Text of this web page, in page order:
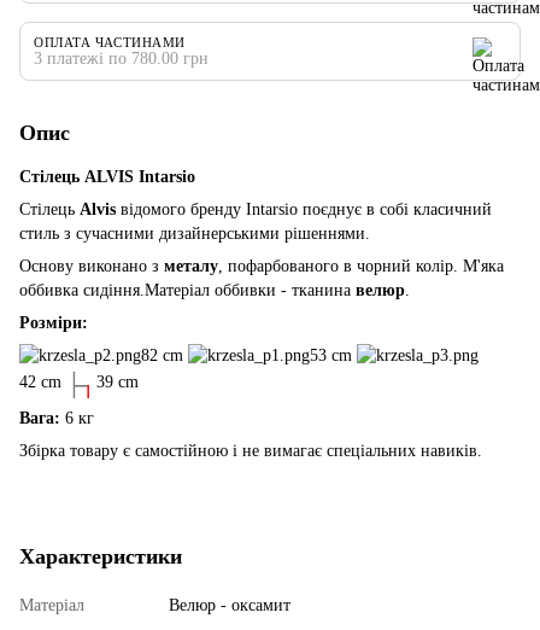
ОПЛАТА ЧАСТИНАМИ
3 платежі по 780.00 грн
Опис
Стілець ALVIS Intarsio
Стілець Alvis відомого бренду Intarsio поєднує в собі класичний
стиль з сучасними дизайнерськими рішеннями.
Основу виконано з металу , пофарбованого в чорний колір. М'яка
оббивка сидіння.Матеріал оббивки - тканина велюр
Розміри:
82 cm
53 cm
42 cm
39 cm
Вага: 6 кг
Збірка товару є самостійною і не вимагає спеціальних навиків.
Характеристики
Матеріал
Велюр - оксамит